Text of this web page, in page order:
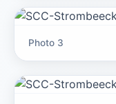
Photo 3